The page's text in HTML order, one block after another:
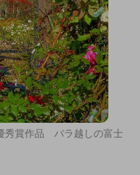
秀賞作品 バラ越しの富士